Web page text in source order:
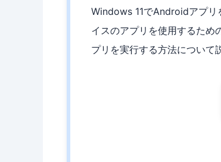
Windows 11でAndroidアプ
イスのアプリを使用するた
プリを実行する方法について